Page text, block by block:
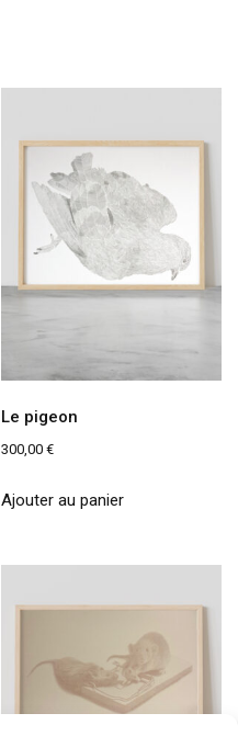
Le pigeon
300,00€
Ajouter au panier